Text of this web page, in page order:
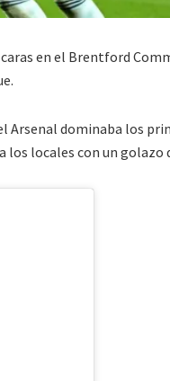
en el Brentford
Arsenal dominaba los
los locales con un golazo